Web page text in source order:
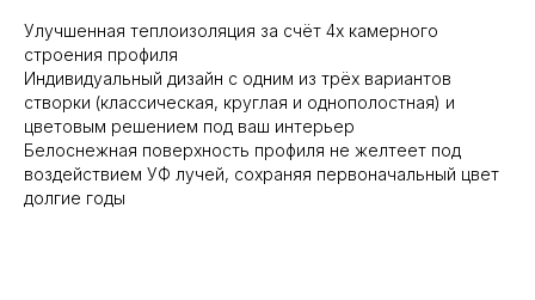
Улучшенная теплоизоляция за счёт 4х камерного
строения профиля
Индивидуальный дизайн с одним из трёх вариантов
створки (классическая, круглая и однополостная) и
цветовым решением под ваш интерьер
Белоснежная поверхность профиля не желтеет под
воздействием УФ лучей, сохраняя первоначальный цвет
долгие годы